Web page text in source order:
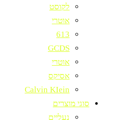
לקוסט
אוטרי
613
GCDS
אוטרי
אסיקס
Calvin KIein
סוגי מוצרים
נעליים